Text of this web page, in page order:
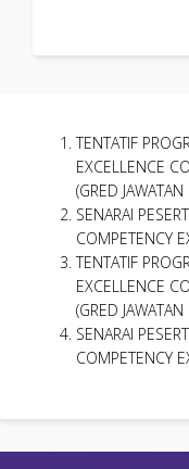
TENTATIF
EXCELLENCE
(GRED
SENARAI
COMPETENCY
TENTATIF
EXCELLENCE
(GRED
SENARAI
COMPETENCY